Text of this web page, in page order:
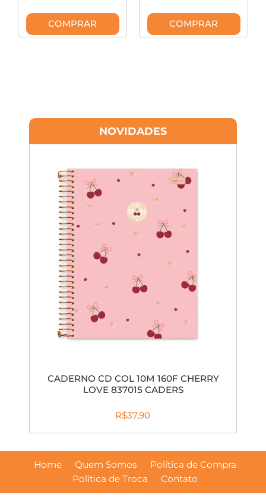
COMPRAR COMPRAR
NOVIDADES
CADERNO CD COL 10M 160F CHERRY
LOVE 837015 CADERS
R$37,90
Home Quem Somos
Política de Compra
Política de Troca
Contato